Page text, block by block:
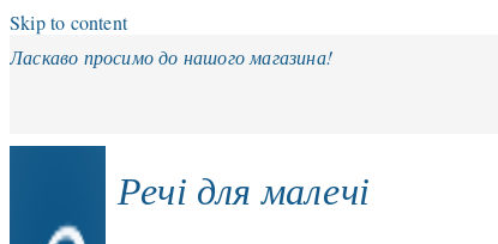
Skip to content
Ласкаво просимо до нашого магазина!
Речі для малечі